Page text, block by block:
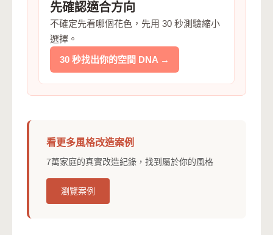
先確認適合方向
不確定先看哪個花色，先用 30 秒測驗縮小
選擇。
30 秒找出你的空間 DNA →
看更多風格改造案例
7萬家庭的真實改造紀錄，找到屬於你的風格
瀏覽案例